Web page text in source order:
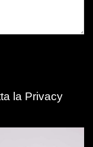
la Privacy